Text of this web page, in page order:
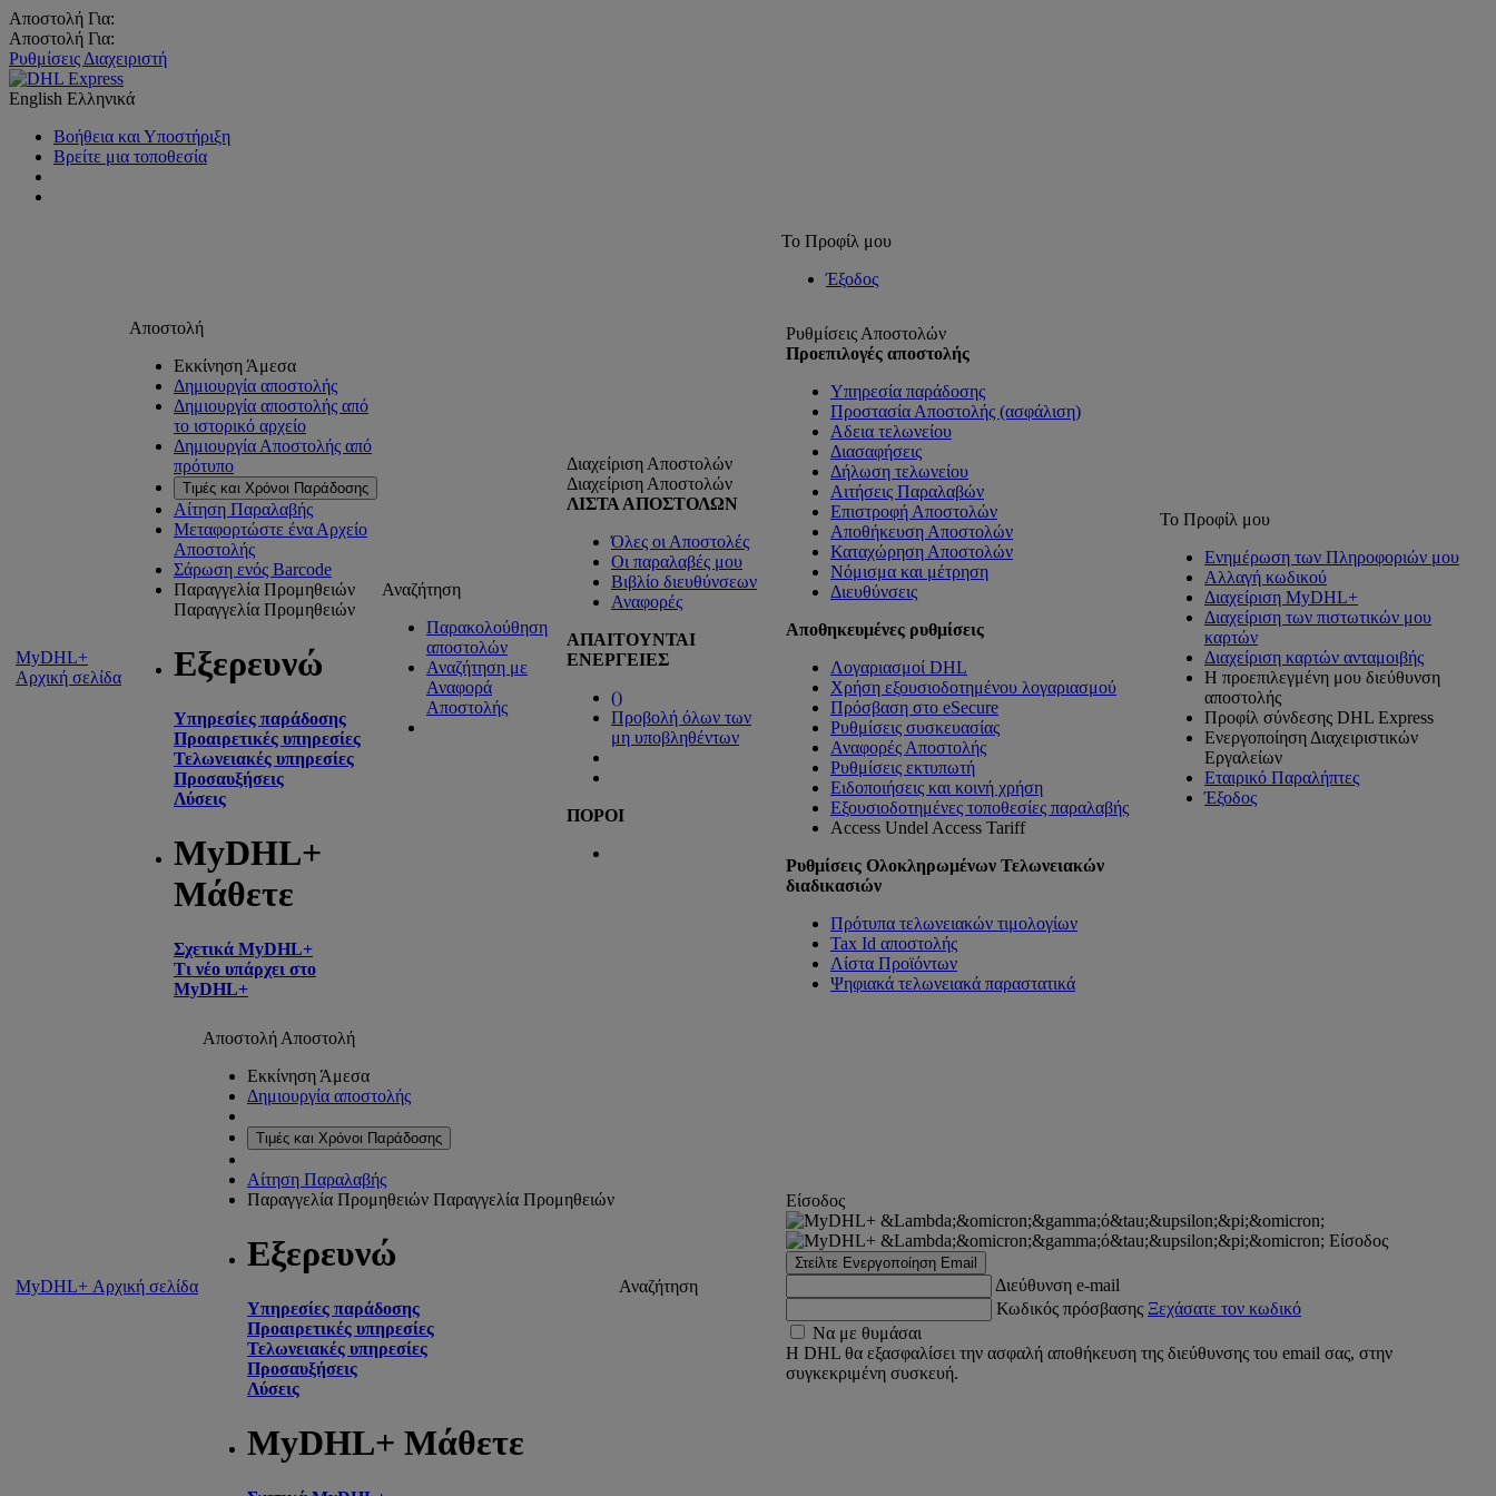
Αποστολή Για:
Αποστολή Για:
Ρυθμίσεις Διαχειριστή
English Ελληνικά
Βοήθεια και Υποστήριξη
Βρείτε μια τοποθεσία
Το Προφίλ μου
Έξοδος
MyDHL+
Αρχική σελίδα
Αποστολή
Εκκίνηση Άμεσα
Δημιουργία αποστολής
Δημιουργία αποστολής από
το ιστορικό αρχείο
Δημιουργία Αποστολής από
πρότυπο
Τιμές και Χρόνοι Παράδοσης
Αίτηση Παραλαβής
Μεταφορτώστε ένα Αρχείο
Αποστολής
Σάρωση ενός Barcode
Παραγγελία Προμηθειών
Παραγγελία Προμηθειών
Εξερευνώ
Υπηρεσίες παράδοσης
Προαιρετικές υπηρεσίες
Τελωνειακές υπηρεσίες
Προσαυξήσεις
Λύσεις
MyDHL+
Μάθετε
Σχετικά MyDHL+
Τι νέο υπάρχει στο
MyDHL+
Αναζήτηση
Παρακολούθηση
αποστολών
Αναζήτηση με
Αναφορά
Αποστολής
Διαχείριση Αποστολών
Διαχείριση Αποστολών
ΛΙΣΤΑ ΑΠΟΣΤΟΛΩΝ
Όλες οι Αποστολές
Οι παραλαβές μου
Βιβλίο διευθύνσεων
Αναφορές
ΑΠΑΙΤΟΥΝΤΑΙ
ΕΝΕΡΓΕΙΕΣ
()
Προβολή όλων των
μη υποβληθέντων
ΠΟΡΟΙ
Ρυθμίσεις Αποστολών
Προεπιλογές αποστολής
Υπηρεσία παράδοσης
Προστασία Αποστολής (ασφάλιση)
Αδεια τελωνείου
Διασαφήσεις
Δήλωση τελωνείου
Αιτήσεις Παραλαβών
Επιστροφή Αποστολών
Αποθήκευση Αποστολών
Καταχώρηση Αποστολών
Νόμισμα και μέτρηση
Διευθύνσεις
Αποθηκευμένες ρυθμίσεις
Λογαριασμοί DHL
Χρήση εξουσιοδοτημένου λογαριασμού
Πρόσβαση στο eSecure
Ρυθμίσεις συσκευασίας
Αναφορές Αποστολής
Ρυθμίσεις εκτυπωτή
Ειδοποιήσεις και κοινή χρήση
Εξουσιοδοτημένες τοποθεσίες παραλαβής
Access Undel Access Tariff
Ρυθμίσεις Ολοκληρωμένων Τελωνειακών
διαδικασιών
Πρότυπα τελωνειακών τιμολογίων
Tax Id αποστολής
Λίστα Προϊόντων
Ψηφιακά τελωνειακά παραστατικά
Το Προφίλ μου
Ενημέρωση των Πληροφοριών μου
Αλλαγή κωδικού
Διαχείριση MyDHL+
Διαχείριση των πιστωτικών μου
καρτών
Διαχείριση καρτών ανταμοιβής
Η προεπιλεγμένη μου διεύθυνση
αποστολής
Προφίλ σύνδεσης DHL Express
Ενεργοποίηση Διαχειριστικών
Εργαλείων
Εταιρικό Παραλήπτες
Έξοδος
MyDHL+ Αρχική σελίδα
Αποστολή Αποστολή
Εκκίνηση Άμεσα
Δημιουργία αποστολής
Τιμές και Χρόνοι Παράδοσης
Αίτηση Παραλαβής
Παραγγελία Προμηθειών Παραγγελία Προμηθειών
Εξερευνώ
Υπηρεσίες παράδοσης
Προαιρετικές υπηρεσίες
Τελωνειακές υπηρεσίες
Προσαυξήσεις
Λύσεις
MyDHL+ Μάθετε
Αναζήτηση
Είσοδος
Είσοδος
Στείλτε Ενεργοποίηση Email
Διεύθυνση e-mail
Κωδικός πρόσβασης Ξεχάσατε τον κωδικό
Να με θυμάσαι
Η DHL θα εξασφαλίσει την ασφαλή αποθήκευση της διεύθυνσης του email σας, στην
συγκεκριμένη συσκευή.